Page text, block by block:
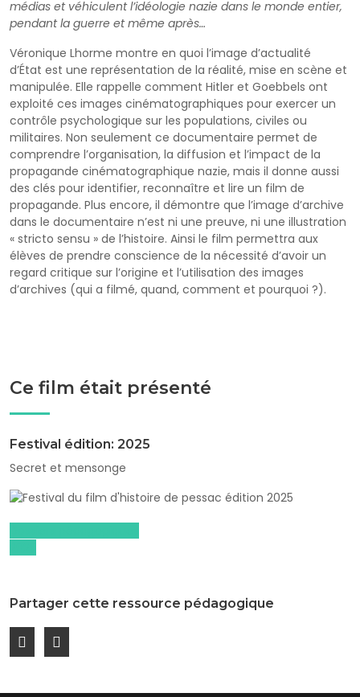
médias et véhiculent l’idéologie nazie dans le monde entier,
pendant la guerre et même après…
Véronique Lhorme montre en quoi l’image d’actualité
d’État est une représentation de la réalité, mise en scène et
manipulée. Elle rappelle comment Hitler et Goebbels ont
exploité ces images cinématographiques pour exercer un
contrôle psychologique sur les populations, civiles ou
militaires. Non seulement ce documentaire permet de
comprendre l’organisation, la diffusion et l’impact de la
propagande cinématographique nazie, mais il donne aussi
des clés pour identifier, reconnaître et lire un film de
propagande. Plus encore, il démontre que l’image d’archive
dans le documentaire n’est ni une preuve, ni une illustration
« stricto sensu » de l’histoire. Ainsi le film permettra aux
élèves de prendre conscience de la nécessité d’avoir un
regard critique sur l’origine et l’utilisation des images
d’archives (qui a filmé, quand, comment et pourquoi ?).
Ce film était présenté
Festival édition: 2025
Secret et mensonge
Partager cette ressource pédagogique